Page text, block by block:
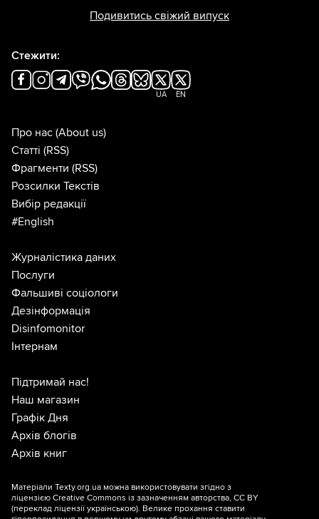
Подивитись свіжий випуск
Стежити:
UA EN
Про нас (About us)
Статті (RSS)
Фрагменти (RSS)
Розсилки Текстів
Вибір редакції
#English
Журналістика даних
Послуги
Фальшиві соціологи
Дезінформація
Disinfomonitor
Інтернам
Підтримай нас!
Наш магазин
Графік Дня
Архів блогів
Архів книг
Матеріали Texty.org.ua можна використовувати згідно з
ліцензією Creative Commons із зазначенням авторства, CC BY
(переклад ліцензії українською). Велике прохання ставити